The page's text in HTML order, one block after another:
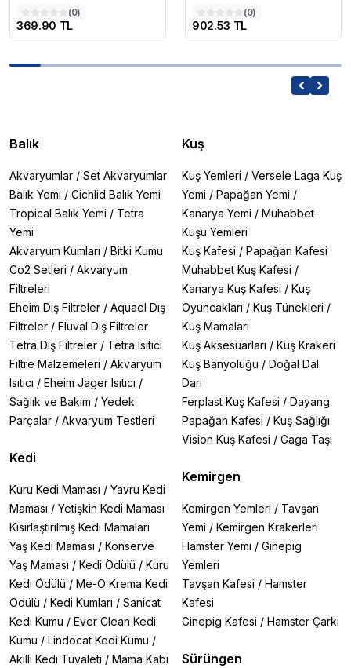
(0)
369.90 TL
(0)
902.53 TL
Balık
Akvaryumlar / Set Akvaryumlar
Balık Yemi / Cichlid Balık Yemi
Tropical Balık Yemi / Tetra
Yemi
Akvaryum Kumları / Bitki Kumu
Co2 Setleri / Akvaryum
Filtreleri
Eheim Dış Filtreler / Aquael Dış
Filtreler / Fluval Dış Filtreler
Tetra Dış Filtreler / Tetra Isıtıcı
Filtre Malzemeleri / Akvaryum
Isıtıcı / Eheim Jager Isıtıcı /
Sağlık ve Bakım / Yedek
Parçalar / Akvaryum Testleri
Kedi
Kuru Kedi Maması / Yavru Kedi
Maması / Yetişkin Kedi Maması
Kısırlaştırılmış Kedi Mamaları
Yaş Kedi Maması / Konserve
Yaş Maması / Kedi Ödülü / Kuru
Kedi Ödülü / Me-O Krema Kedi
Ödülü / Kedi Kumları / Sanicat
Kedi Kumu / Ever Clean Kedi
Kumu / Lindocat Kedi Kumu /
Akıllı Kedi Tuvaleti / Mama Kabı
Kuş
Kuş Yemleri / Versele Laga Kuş
Yemi / Papağan Yemi /
Kanarya Yemi / Muhabbet
Kuşu Yemleri
Kuş Kafesi / Papağan Kafesi
Muhabbet Kuş Kafesi /
Kanarya Kuş Kafesi / Kuş
Oyuncakları / Kuş Tünekleri /
Kuş Mamaları
Kuş Aksesuarları / Kuş Krakeri
Kuş Banyoluğu / Doğal Dal
Darı
Ferplast Kuş Kafesi / Dayang
Papağan Kafesi / Kuş Sağlığı
Vision Kuş Kafesi / Gaga Taşı
Kemirgen
Kemirgen Yemleri / Tavşan
Yemi / Kemirgen Krakerleri
Hamster Yemi / Ginepig
Yemleri
Tavşan Kafesi / Hamster
Kafesi
Ginepig Kafesi / Hamster Çarkı
Sürüngen